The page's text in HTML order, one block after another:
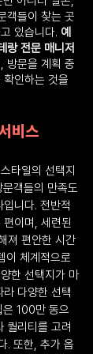
객들이 찾는 곳
있습니다. 예
랑 전문 매니저
방문을 계획 중
인하는 것을
비스
타일의 선택지
객들의 만족도
니다. 전반적
이며, 세련된
져 편안한 시간
이 체계적으로
한 선택지가 마
다양한 선택
은 100만 동으
퀄리티를 고려
. 또한, 추가 옵